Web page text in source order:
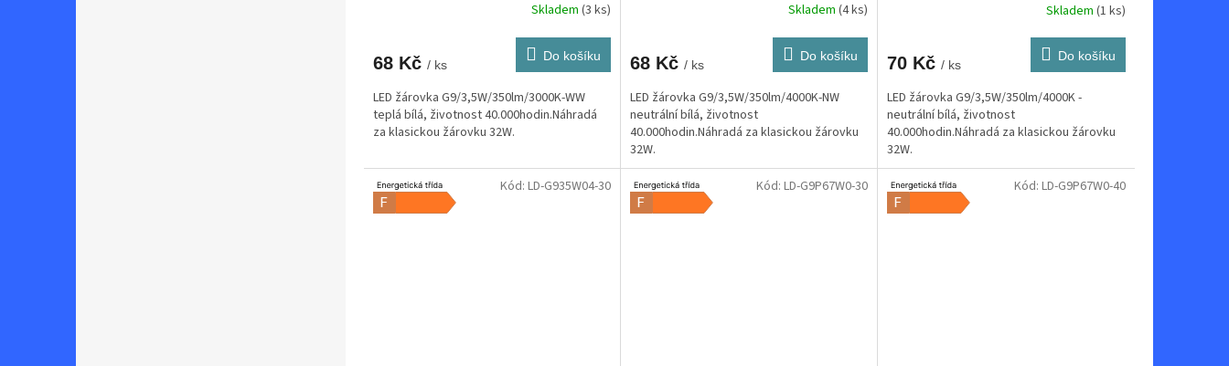
Skladem (3 ks)
68 Kč / ks
Do košíku
LED žárovka G9/3,5W/350lm/3000K-WW
teplá bílá, životnost 40.000hodin.Náhradá
za klasickou žárovku 32W.
Skladem (4 ks)
68 Kč / ks
Do košíku
LED žárovka G9/3,5W/350lm/4000K-NW
neutrální bílá, životnost
40.000hodin.Náhradá za klasickou žárovku
32W.
Skladem (1 ks)
70 Kč / ks
Do košíku
LED žárovka G9/3,5W/350lm/4000K -
neutrální bílá, životnost
40.000hodin.Náhradá za klasickou žárovku
32W.
Kód: LD-G935W04-30 Kód: LD-G9P67W0-30 Kód: LD-G9P67W0-40